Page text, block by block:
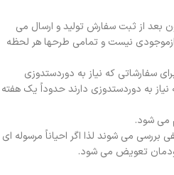
بعد از ثبت سفارش تولید و ارسال می
نیست و تمامی طرحها هر لحظه
سفارشاتی که نیاز به دوردستدوزی
که نیاز به دوردستدوزی دارند حدوداً یک هفته
می شود.
بررسی می شوند لذا اگر احیاناً مرسوله ای
خودمان تعویض می شود.